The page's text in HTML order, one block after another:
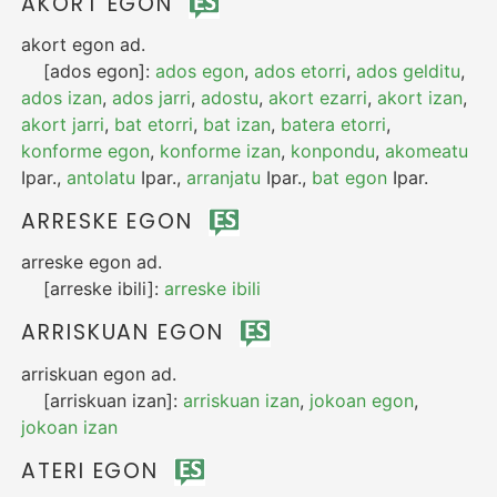
akort egon ad.
[ados egon]:ados egon,ados etorri,ados gelditu,
ados izan,ados jarri,adostu,akort ezarri,akort izan,
akort jarri, bat etorri, bat izan, batera etorri,
konforme egon, konforme izan, konpondu,akomeatu
Ipar.,antolatu Ipar.,arranjatu Ipar., bat egon Ipar.
ARRESKE EGON
arreske egon ad.
[arreske ibili]:arreske ibili
ARRISKUAN EGON
arriskuan egon ad.
[arriskuan izan]:arriskuan izan, jokoan egon,
jokoan izan
ATERI EGON